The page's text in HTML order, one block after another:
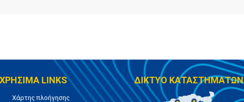
ΧΡΗΣΙΜΑ LINKS
Χάρτης πλοήγησης
ΔΙΚΤΥΟ ΚΑΤΑΣΤΗΜΑΤΩΝ